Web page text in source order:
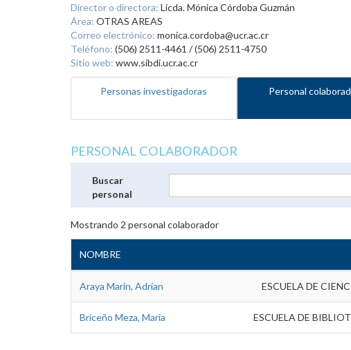
Director o directora: Licda. Mónica Córdoba Guzmán
Área: OTRAS AREAS
Correo electrónico: monica.cordoba@ucr.ac.cr
Teléfono: (506) 2511-4461 / (506) 2511-4750
Sitio web: www.sibdi.ucr.ac.cr
Personas investigadoras Personal
PERSONAL COLABORADOR
Buscar
personal
Mostrando 2 personal colaborador
NOMBRE
Araya Marin, Adrian ESCUELA DE
Briceño Meza, Maria ESCUELA DE